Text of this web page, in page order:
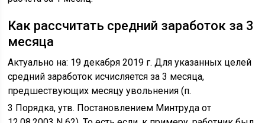
Как рассчитать средний заработок за 3
месяца
Актуально на: 19 декабря 2019 г. Для указанных целей
средний заработок исчисляется за 3 месяца,
предшествующих месяцу увольнения (п.
3 Порядка, утв. Постановлением Минтруда от